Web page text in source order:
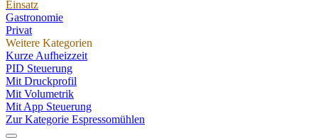
Einsatz
Gastronomie
Privat
Weitere Kategorien
Kurze Aufheizzeit
PID Steuerung
Mit Druckprofil
Mit Volumetrik
Mit App Steuerung
Zur Kategorie Espressomühlen